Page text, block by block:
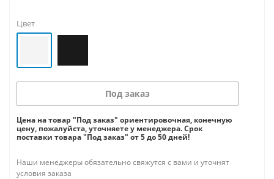
Цвет
Под заказ
Цена на товар "Под заказ" ориентировочная, конечную
цену, пожалуйста, уточняете у менеджера. Срок
поставки товара "Под заказ" от 5 до 50 дней!
Наши менеджеры обязательно свяжутся с вами и уточнят
условия заказа